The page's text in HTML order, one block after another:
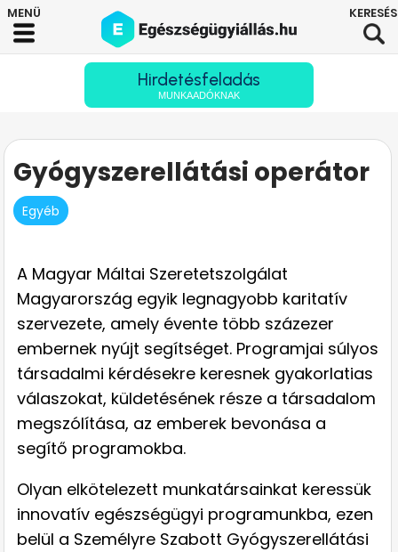
Hirdetésfeladás
MUNKAADÓKNAK
Gyógyszerellátási operátor
Egyéb
A Magyar Máltai Szeretetszolgálat
Magyarország egyik legnagyobb karitatív
szervezete, amely évente több százezer
embernek nyújt segítséget. Programjai súlyos
társadalmi kérdésekre keresnek gyakorlatias
válaszokat, küldetésének része a társadalom
megszólítása, az emberek bevonása a
segítő programokba.
Olyan elkötelezett munkatársainkat keressük
innovatív egészségügyi programunkba, ezen
belül a Személyre Szabott Gyógyszerellátási